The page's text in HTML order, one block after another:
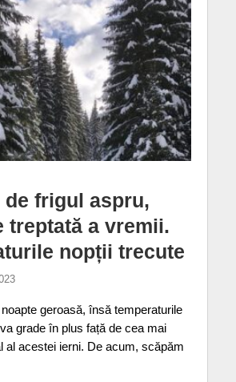
de frigul aspru,
treptată a vremii.
nopții trecute
geroasă, însă temperaturile
grade în plus față de cea mai
al acestei ierni. De acum, scăpăm